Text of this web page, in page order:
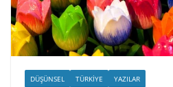
DÜŞÜNSEL TÜRKIYE YAZILAR